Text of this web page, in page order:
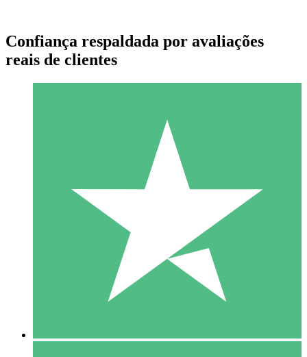
Pacotes de Créditos Individuais
Pague conforme o uso com créditos de download. Sem
1000
Confiança respaldada por avaliações
reais de clientes